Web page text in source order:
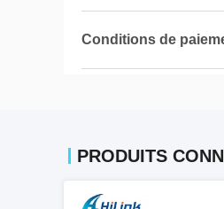
Conditions de
PRODUITS